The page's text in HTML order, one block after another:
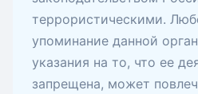
террористическими.
упоминание данной
указания на то, что ее
запрещена, может